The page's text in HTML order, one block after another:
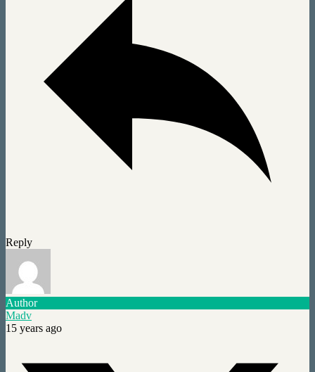
Reply
Author
Madv
15 years ago